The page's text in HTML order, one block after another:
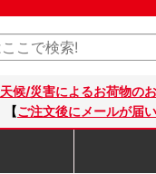
天候/災害によるお荷物の
【ご注文後にメールが届